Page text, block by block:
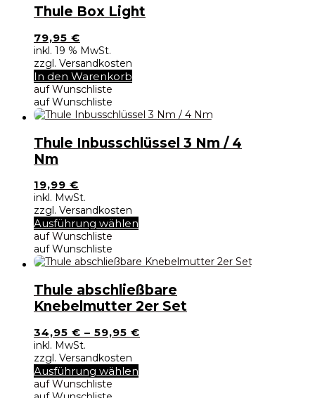
auf.
Die
werden
Thule Box Light
79,95 €
inkl. 19 % MwSt.
zzgl. Versandkosten
In den Warenkorb
auf Wunschliste
auf Wunschliste
Thule Inbusschlüssel 3 Nm / 4
Nm
19,99 €
inkl. MwSt.
zzgl. Versandkosten
Ausführung wählen
mehrere
auf.
Die
Optionen
auf
Produktseite
gewählt
auf Wunschliste
auf Wunschliste
Thule abschließbare
Knebelmutter 2er Set
34,95 € – 59,95 €
inkl. MwSt.
zzgl. Versandkosten
Ausführung wählen
auf Wunschliste